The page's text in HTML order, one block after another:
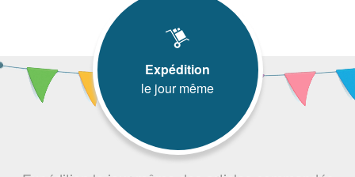
Expédition
le jour même